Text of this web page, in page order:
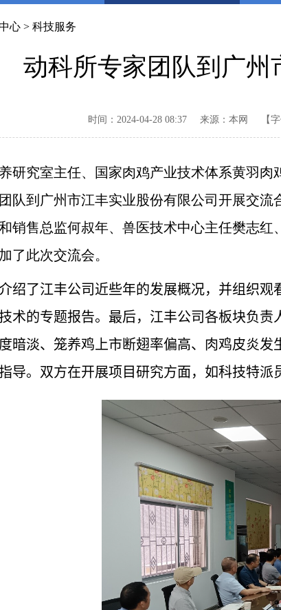
心 > 科技服务
动科所专家团队到广
时间：2024-04-28 08:37 来源：本网 【
究室主任、国家肉鸡产业技术体系黄羽肉
队到广州市江丰实业股份有限公司开展交
销售总监何叔年、兽医技术中心主任樊志
了此次交流会。
了江丰公司近些年的发展概况，并组织观
术的专题报告。最后，江丰公司各板块负
暗淡、笼养鸡上市断翅率偏高、肉鸡皮炎
导。双方在开展项目研究方面，如科技特派